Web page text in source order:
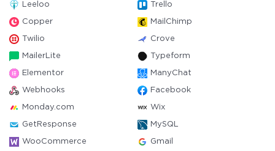
Leeloo Trello
Copper MailChimp
Twilio Crove
MailerLite Typeform
Elementor ManyChat
Webhooks Facebook
Monday.com Wix
GetResponse MySQL
WooCommerce Gmail